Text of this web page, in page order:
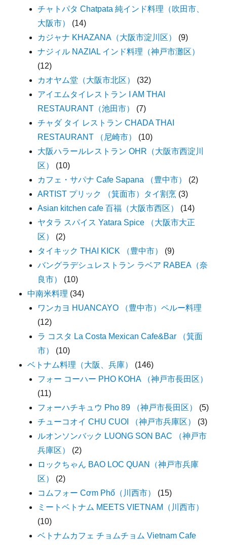
チャトパタ Chatpata 純インド料理（吹田市、
大阪市）
(14)
カジャナ KHAZANA（大阪市淀川区）
(9)
ナジィル NAZIAL インド料理（神戸市灘区）
(12)
カオヤム堂（大阪市北区）
(32)
アイエムタイレストラン I AM THAI
RESTAURANT（池田市）
(7)
チャダ タイ レストラン CHADA THAI
RESTAURANT （尼崎市）
(10)
大阪ハラールレストラン OHR（大阪市西淀川
区）
(10)
カフェ・サパナ Cafe Sapana （豊中市）
(2)
ARTIST プリック （箕面市）タイ割烹 (3)
Asian kitchen cafe 百福（大阪市西区）
(14)
ヤタラ スパイス Yatara Spice （大阪市大正
区）
(2)
タイキック THAI KICK （豊中市）
(9)
バングラデシュレストラン ラベア RABEA（奈
良市）
(10)
中南米料理 (34)
ワンカヨ HUANCAYO （豊中市）ペルー料理
(12)
ラ コスタ La Costa Mexican Cafe&Bar （箕面
市）
(10)
ベトナム料理（大阪、兵庫）
(146)
フォー コーハー PHO KOHA （神戸市長田区）
(11)
フォーハチキュウ Pho 89 （神戸市長田区）
(5)
チューコオイ CHU CUOI （神戸市兵庫区）
(3)
ルオンソンバック LUONG SON BAC （神戸市
兵庫区）
(2)
ロックちゃん BAO LOC QUAN（神戸市兵庫
区）
(2)
コムフォー Cơm Phố（川西市）
(15)
ミートベトナム MEETS VIETNAM（川西市）
(10)
ベトナムカフェ チョムチョム Vietnam Cafe